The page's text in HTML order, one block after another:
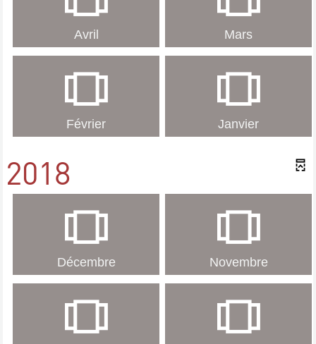
Avril Mars
Février Janvier
2018
Décembre Novembre